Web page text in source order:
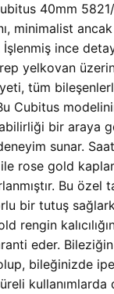
40mm
minimalist
ince
yelkovan
tüm
Cubitus
bir araya
sunar.
rose gold
Bu özel
bir tutuş
rengin
eder.
bileğinizde